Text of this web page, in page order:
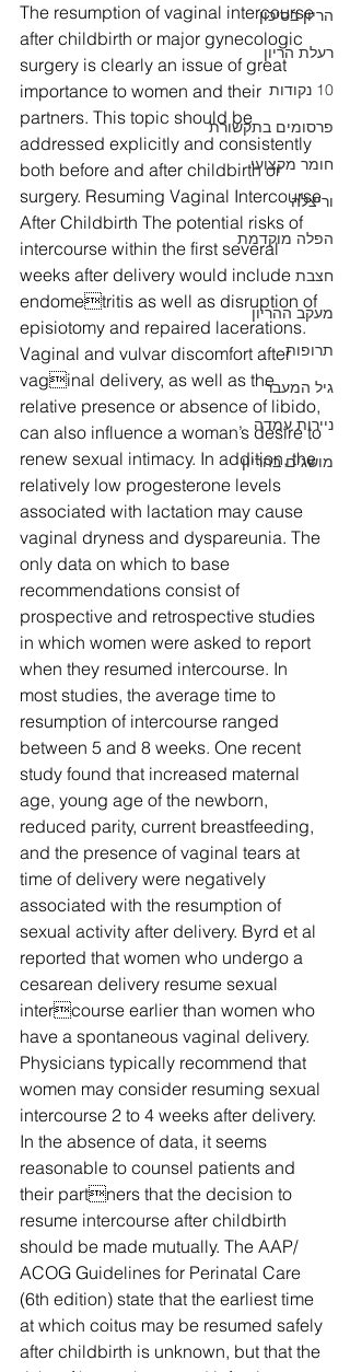
הריון בסיכון
רעלת הריון
10 נקודות
פרסומים בתקשורת
חומר מקצועי
וריצלה
הפלה מוקדמת
חצבת
מעקב ההריון
תרופות
גיל המעבר
ניירות עמדה
מושגים בהריון
The resumption of vaginal intercourse
after childbirth or major gynecologic
surgery is clearly an issue of great
importance to women and their
partners. This topic should be
addressed explicitly and consistently
both before and after childbirth or
surgery. Resuming Vaginal Intercourse
After Childbirth The potential risks of
intercourse within the first several
weeks after delivery would include
endometritis as well as disruption of
episiotomy and repaired lacerations.
Vaginal and vulvar discomfort after
vaginal delivery, as well as the
relative presence or absence of libido,
can also influence a woman’s desire to
renew sexual intimacy. In addition, the
relatively low progesterone levels
associated with lactation may cause
vaginal dryness and dyspareunia. The
only data on which to base
recommendations consist of
prospective and retrospective studies
in which women were asked to report
when they resumed intercourse. In
most studies, the average time to
resumption of intercourse ranged
between 5 and 8 weeks. One recent
study found that increased maternal
age, young age of the newborn,
reduced parity, current breastfeeding,
and the presence of vaginal tears at
time of delivery were negatively
associated with the resumption of
sexual activity after delivery. Byrd et al
reported that women who undergo a
cesarean delivery resume sexual
intercourse earlier than women who
have a spontaneous vaginal delivery.
Physicians typically recommend that
women may consider resuming sexual
intercourse 2 to 4 weeks after delivery.
In the absence of data, it seems
reasonable to counsel patients and
their partners that the decision to
resume intercourse after childbirth
should be made mutually. The AAP/
ACOG Guidelines for Perinatal Care
(6th edition) state that the earliest time
at which coitus may be resumed safely
after childbirth is unknown, but that the